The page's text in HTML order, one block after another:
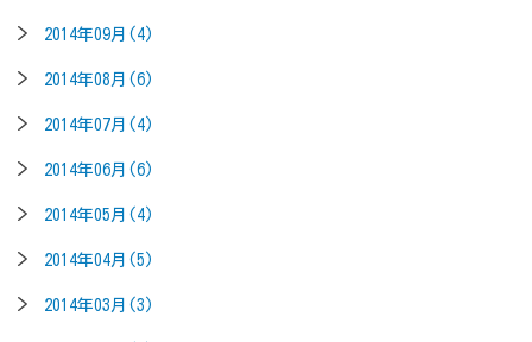
2014年09月(4)
2014年08月(6)
2014年07月(4)
2014年06月(6)
2014年05月(4)
2014年04月(5)
2014年03月(3)